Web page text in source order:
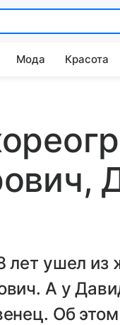
Мода Красота
лет ушел из
А у
Об